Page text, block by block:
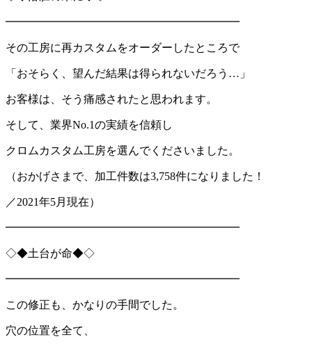
━━━━━━━━━━━━━━━━━━━━━
その工房に再カスタムをオーダーしたところで
「おそらく、望んだ結果は得られないだろう…」
お客様は、そう痛感されたと思われます。
そして、業界No.1の実績を信頼し
クロムカスタム工房を選んでくださいました。
（おかげさまで、加工件数は3,758件になりました！
／2021年5月現在）
━━━━━━━━━━━━━━━━━━━━━
◇◆土台が命◆◇
━━━━━━━━━━━━━━━━━━━━━
この修正も、かなりの手間でした。
穴の位置を全て、